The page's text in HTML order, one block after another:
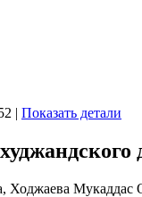
| Показать детали
Ходжаева Мукаддас